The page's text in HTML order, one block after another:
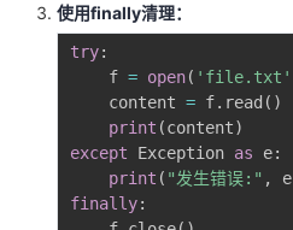
使用finally清理：
try:
    f
= open( 'file.txt'
    content
= f. read ( )
print (content)
except Exception as e:
print ( "发生错误:" , e
finally: